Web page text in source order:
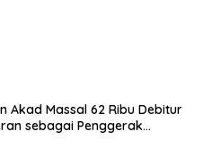
Akad Massal 62 Ribu Debitur
sebagai Penggerak